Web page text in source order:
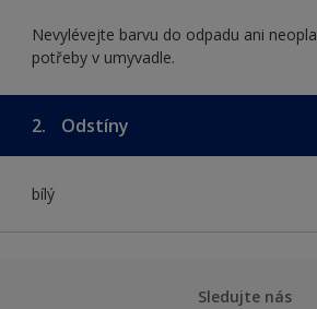
Nevylévejte barvu do odpadu ani
potřeby v umyvadle.
2. Odstíny
bílý
Sledujte nás